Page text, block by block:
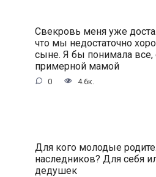
Свекровь меня уже
что мы недостаточно
сыне. Я бы понимала
примерной мамой
0 4.6к.
Для кого молодые
наследников? Для себя
дедушек